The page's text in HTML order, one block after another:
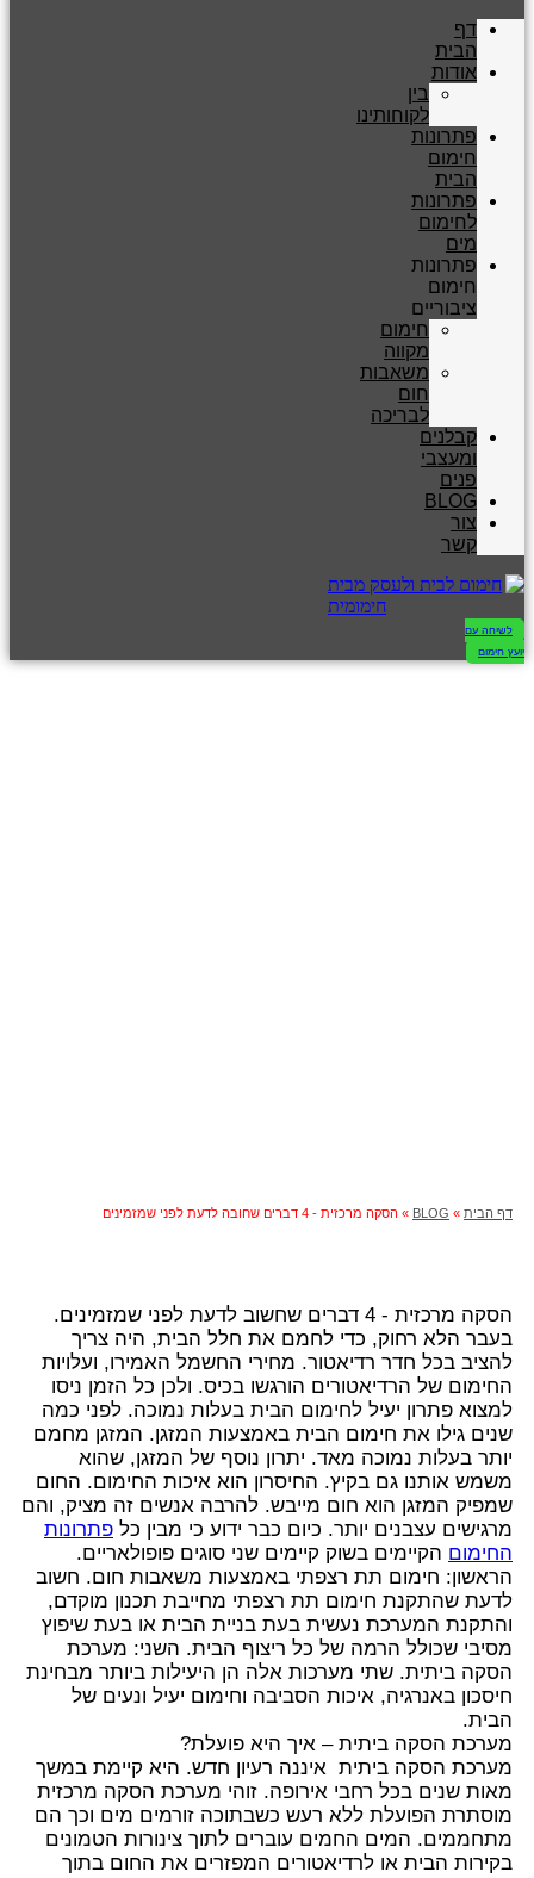
דף
הבית
אודות
בין
לקוחותינו
פתרונות
חימום
הבית
פתרונות
לחימום
מים
פתרונות
חימום
ציבוריים
חימום
מקווה
משאבות
חום
לבריכה
קבלנים
ומעצבי
פנים
BLOG
צור
קשר
לשיחה עם
יועץ חימום
דף הבית »
BLOG
» הסקה מרכזית - 4 דברים שחובה לדעת לפני שמזמינים
הסקה מרכזית - 4 דברים שחשוב לדעת לפני שמזמינים.
בעבר הלא רחוק, כדי לחמם את חלל הבית, היה צריך
להציב בכל חדר רדיאטור. מחירי החשמל האמירו, ועלויות
החימום של הרדיאטורים הורגשו בכיס. ולכן כל הזמן ניסו
למצוא פתרון יעיל לחימום הבית בעלות נמוכה. לפני כמה
שנים גילו את חימום הבית באמצעות המזגן. המזגן מחמם
יותר בעלות נמוכה מאד. יתרון נוסף של המזגן, שהוא
משמש אותנו גם בקיץ. החיסרון הוא איכות החימום. החום
שמפיק המזגן הוא חום מייבש. להרבה אנשים זה מציק, והם
מרגישים עצבנים יותר. כיום כבר ידוע כי מבין כל פתרונות
החימום הקיימים בשוק קיימים שני סוגים פופולאריים.
הראשון: חימום תת רצפתי באמצעות משאבות חום. חשוב
לדעת שהתקנת חימום תת רצפתי מחייבת תכנון מוקדם,
והתקנת המערכת נעשית בעת בניית הבית או בעת שיפוץ
מסיבי שכולל הרמה של כל ריצוף הבית. השני: מערכת
הסקה ביתית. שתי מערכות אלה הן היעילות ביותר מבחינת
חיסכון באנרגיה, איכות הסביבה וחימום יעיל ונעים של
הבית.
מערכת הסקה ביתית – איך היא פועלת?
מערכת הסקה ביתית איננה רעיון חדש. היא קיימת במשך
מאות שנים בכל רחבי אירופה. זוהי מערכת הסקה מרכזית
מוסתרת הפועלת ללא רעש כשבתוכה זורמים מים וכך הם
מתחממים. המים החמים עוברים לתוך צינורות הטמונים
בקירות הבית או לרדיאטורים המפזרים את החום בתוך